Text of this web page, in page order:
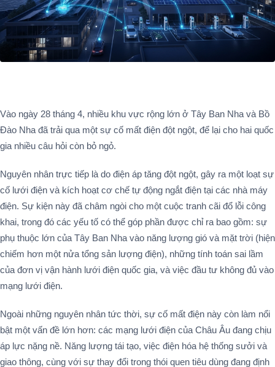
Vào ngày 28 tháng 4, nhiều khu vực rộng lớn ở Tây Ban Nha và Bồ
Đào Nha đã trải qua một sự cố mất điện đột ngột, để lại cho hai quốc
gia nhiều câu hỏi còn bỏ ngỏ.
Nguyên nhân trực tiếp là do điện áp tăng đột ngột, gây ra một loạt sự
cố lưới điện và kích hoạt cơ chế tự động ngắt điện tại các nhà máy
điện. Sự kiện này đã châm ngòi cho một cuộc tranh cãi đổ lỗi công
khai, trong đó các yếu tố có thể góp phần được chỉ ra bao gồm: sự
phụ thuộc lớn của Tây Ban Nha vào năng lượng gió và mặt trời (hiện
chiếm hơn một nửa tổng sản lượng điện), những tính toán sai lầm
của đơn vị vận hành lưới điện quốc gia, và việc đầu tư không đủ vào
mạng lưới điện.
Ngoài những nguyên nhân tức thời, sự cố mất điện này còn làm nổi
bật một vấn đề lớn hơn: các mạng lưới điện của Châu Âu đang chịu
áp lực nặng nề. Năng lượng tái tạo, việc điện hóa hệ thống sưởi và
giao thông, cùng với sự thay đổi trong thói quen tiêu dùng đang định